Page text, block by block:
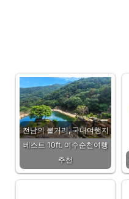
전남의 볼거리, 국내여행지
베스트 10ft. 여수순천여행
추천